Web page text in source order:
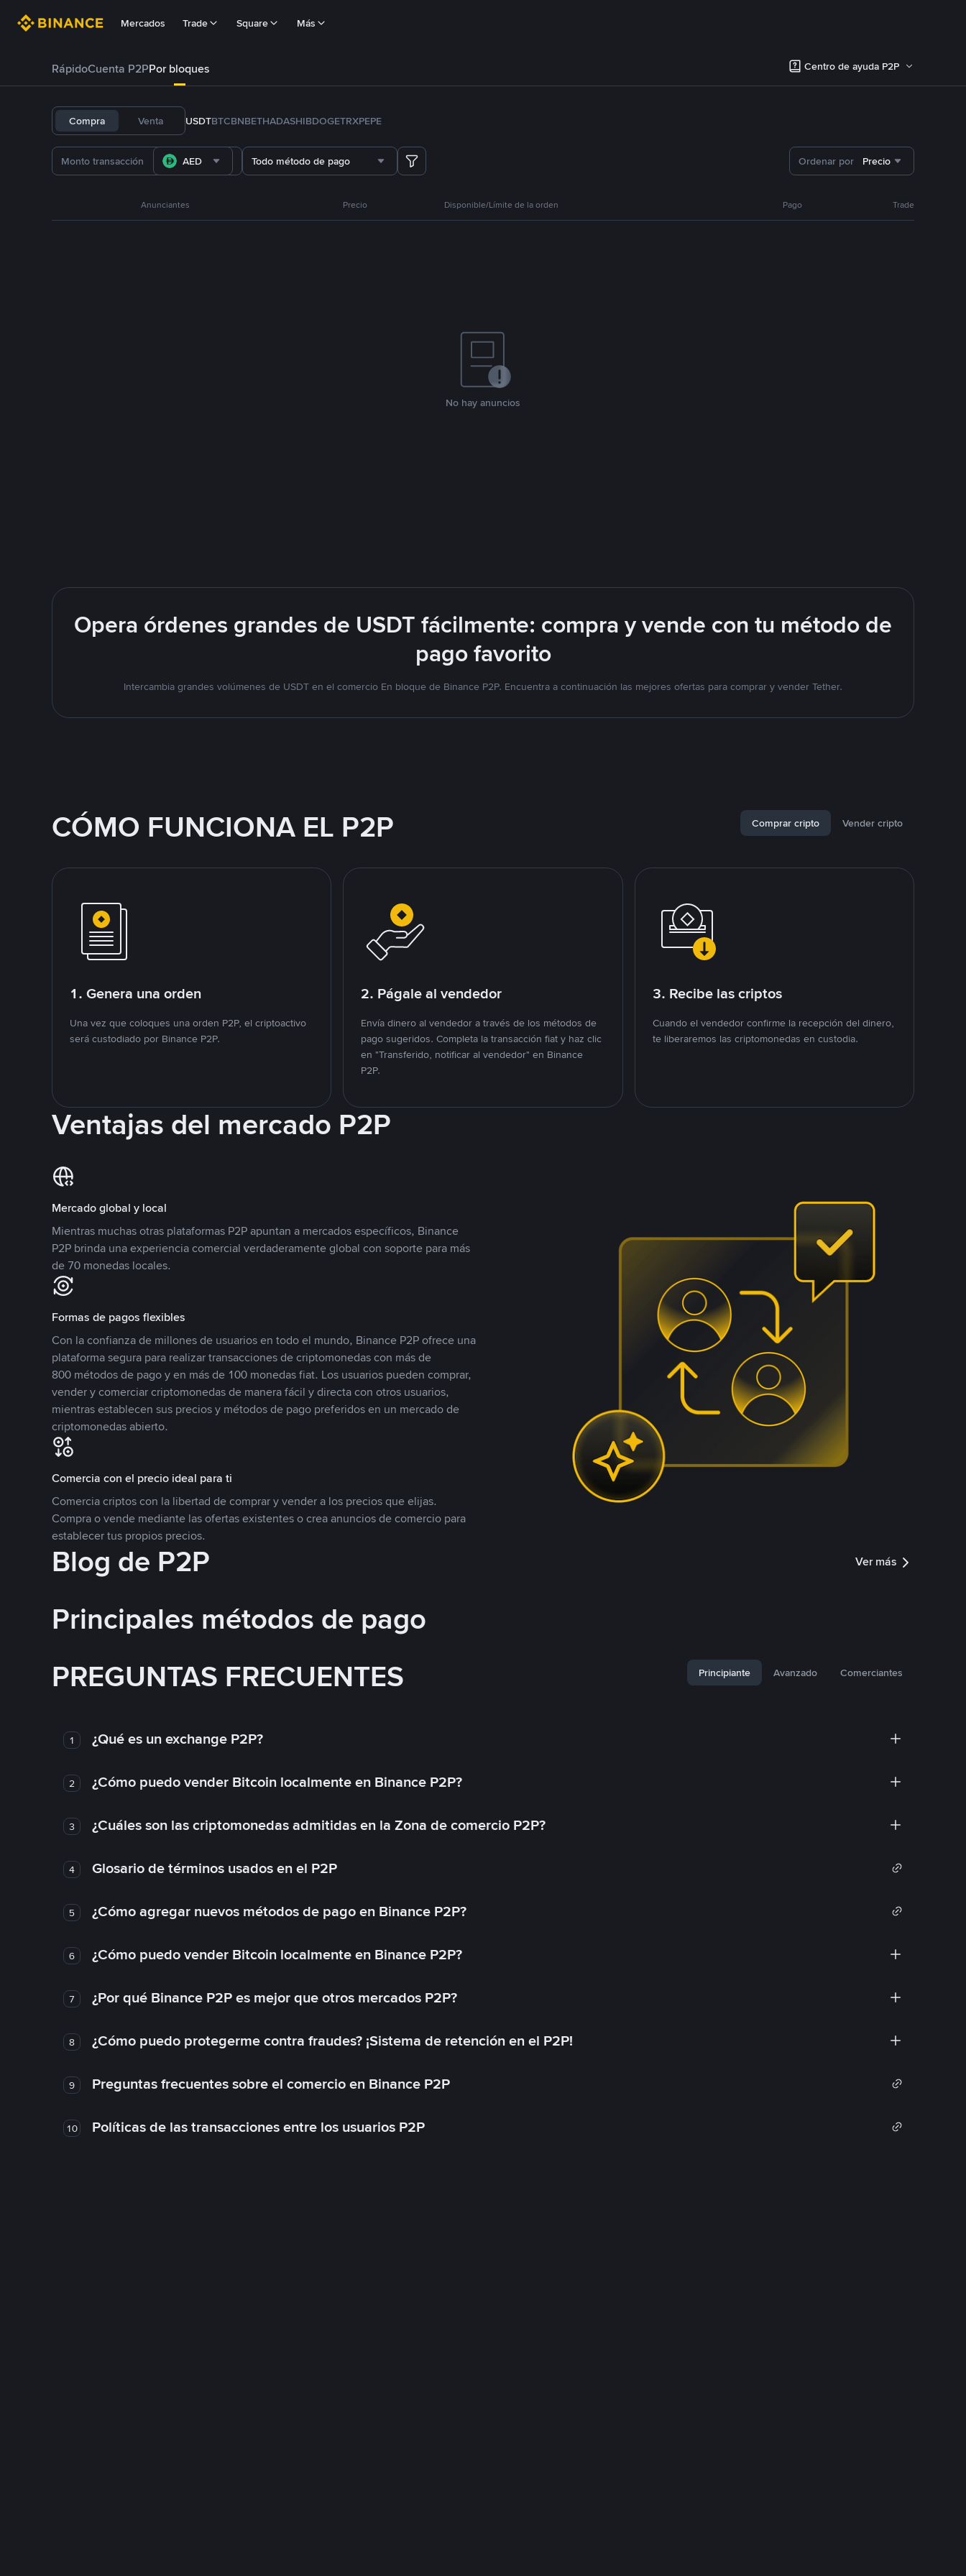
Mercados Trade Square Más
RápidoCuenta P2PPor bloques Centro de ayuda P2P
Compra Venta USDTBTCBNBETHADASHIBDOGETRXPEPE
AED Todo método de pago Ordenar por Precio
Anunciantes Precio Disponible/Límite de la orden Pago Trade
No hay anuncios
Opera órdenes grandes de USDT fácilmente: compra y vende con tu método de
pago favorito
Intercambia grandes volúmenes de USDT en el comercio En bloque de Binance P2P. Encuentra a continuación las mejores ofertas para comprar y vender Tether.
CÓMO FUNCIONA EL P2P Comprar cripto Vender cripto
1. Genera una orden
Una vez que coloques una orden P2P, el criptoactivo
será custodiado por Binance P2P.
2. Págale al vendedor
Envía dinero al vendedor a través de los métodos de
pago sugeridos. Completa la transacción fiat y haz clic
en "Transferido, notificar al vendedor" en Binance
P2P.
3. Recibe las criptos
Cuando el vendedor confirme la recepción del dinero,
te liberaremos las criptomonedas en custodia.
Ventajas del mercado P2P
Mercado global y local
Mientras muchas otras plataformas P2P apuntan a mercados específicos, Binance
P2P brinda una experiencia comercial verdaderamente global con soporte para más
de 70 monedas locales.
Formas de pagos flexibles
Con la confianza de millones de usuarios en todo el mundo, Binance P2P ofrece una
plataforma segura para realizar transacciones de criptomonedas con más de
800 métodos de pago y en más de 100 monedas fiat. Los usuarios pueden comprar,
vender y comerciar criptomonedas de manera fácil y directa con otros usuarios,
mientras establecen sus precios y métodos de pago preferidos en un mercado de
criptomonedas abierto.
Comercia con el precio ideal para ti
Comercia criptos con la libertad de comprar y vender a los precios que elijas.
Compra o vende mediante las ofertas existentes o crea anuncios de comercio para
establecer tus propios precios.
Blog de P2P Ver más
Principales métodos de pago
PREGUNTAS FRECUENTES
Principiante Avanzado Comerciantes
1 ¿Qué es un exchange P2P?
2 ¿Cómo puedo vender Bitcoin localmente en Binance P2P?
3 ¿Cuáles son las criptomonedas admitidas en la Zona de comercio P2P?
4 Glosario de términos usados en el P2P
5 ¿Cómo agregar nuevos métodos de pago en Binance P2P?
6 ¿Cómo puedo vender Bitcoin localmente en Binance P2P?
7 ¿Por qué Binance P2P es mejor que otros mercados P2P?
8 ¿Cómo puedo protegerme contra fraudes? ¡Sistema de retención en el P2P!
9 Preguntas frecuentes sobre el comercio en Binance P2P
10 Políticas de las transacciones entre los usuarios P2P